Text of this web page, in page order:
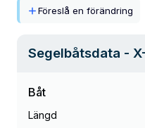
Föreslå en förändring
Segelbåtsdata -
Båt
Längd